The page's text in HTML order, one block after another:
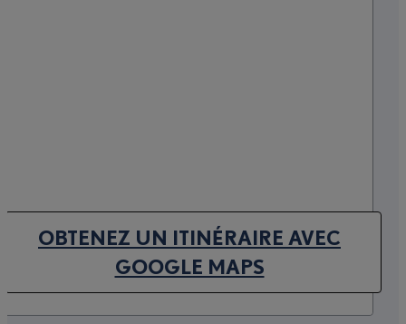
OBTENEZ UN ITINÉRAIRE AVEC
GOOGLE MAPS(OPENS IN NEW TAB)